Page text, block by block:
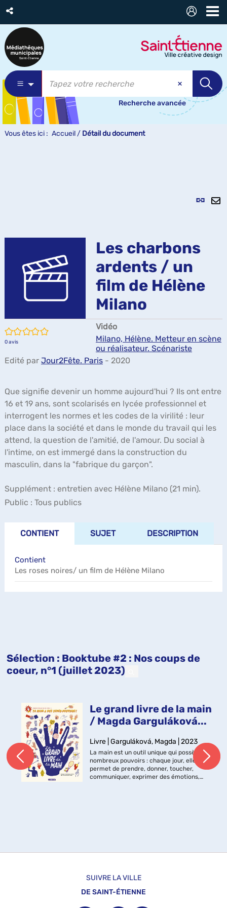
Recherche avancée
Vous êtes ici : Accueil / Détail du document
Lien
/5
0avis
Les charbons
ardents / un
film de Hélène
Milano
Vidéo
Milano, Hélène. Metteur en scène
ou réalisateur. Scénariste
Edité par Jour2Fête. Paris - 2020
Que signifie devenir un homme aujourd'hui ? Ils ont entre
16 et 19 ans, sont scolarisés en lycée professionnel et
interrogent les normes et les codes de la virilité : leur
place dans la société et dans le monde du travail qui les
attend, la question de l'amitié, de l'amour. Du social à
l'intime, on est immergé dans la construction du
masculin, dans la "fabrique du garçon".
Supplément : entretien avec Hélène Milano (21 min).
Public : Tous publics
CONTIENT SUJET DESCRIPTION
Contient
Les roses noires/ un film de Hélène Milano
Sélection : Booktube #2 : Nos coups de
coeur, n°1 (juillet 2023)
Le grand livre de la main
/ Magda Garguláková...
Livre | Garguláková, Magda | 2023
La main est un outil unique qui possède de
nombreux pouvoirs : chaque jour, elle
permet de prendre, donner, toucher,
communiquer, exprimer des émotions,
SUIVRE LA VILLE
DE SAINT-ÉTIENNE